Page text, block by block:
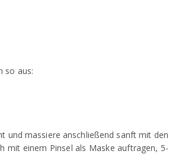
so aus:
und massiere anschließend sanft mit den
mit einem Pinsel als Maske auftragen, 5-